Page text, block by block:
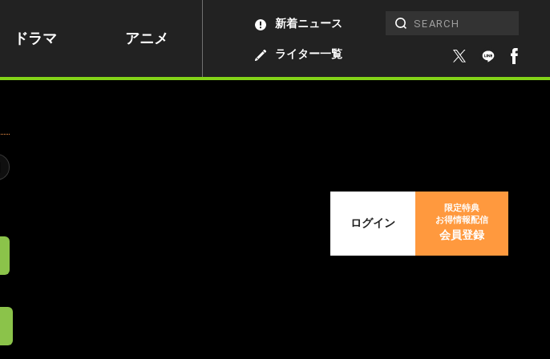
ドラマ アニメ
ライター一覧
新着ニュース
ログイン
限定特典
お得情報配信
会員登録